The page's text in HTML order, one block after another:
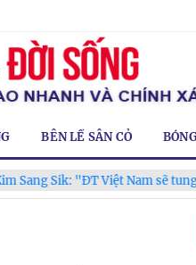
BÊN LỀ SÂN CỎ
"ĐT Việt Nam sẽ tung đội hình